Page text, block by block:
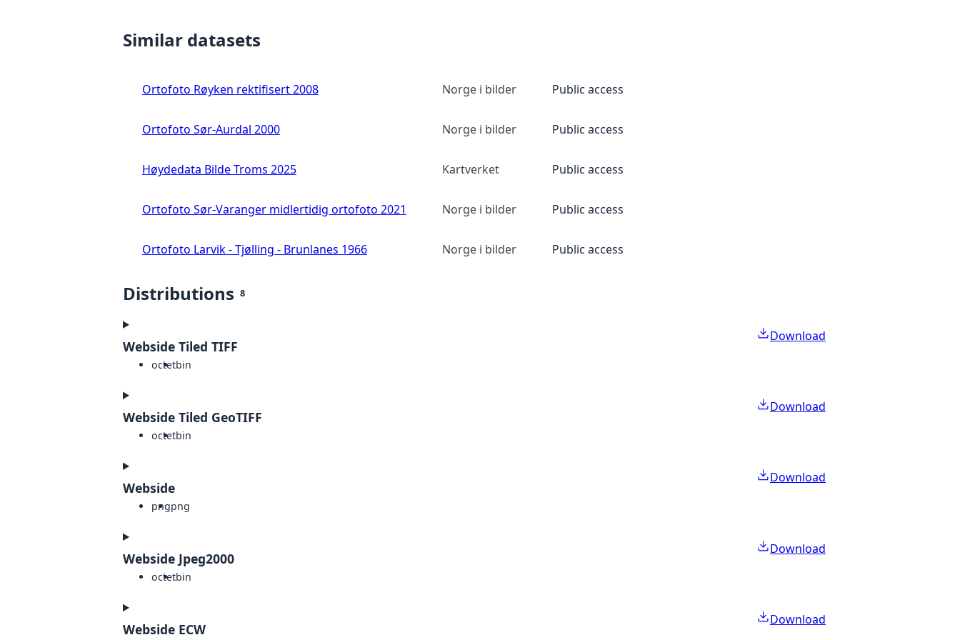
Similar datasets
Ortofoto Røyken rektifisert 2008 Norge i bilder Public access
Ortofoto Sør-Aurdal 2000 Norge i bilder Public access
Høydedata Bilde Troms 2025 Kartverket Public access
Ortofoto Sør-Varanger midlertidig ortofoto 2021 Norge i bilder Public access
Ortofoto Larvik - Tjølling - Brunlanes 1966 Norge i bilder Public access
Distributions 8
Webside Tiled TIFF
octetbin
Download
Webside Tiled GeoTIFF
octetbin
Download
Webside
pngpng
Download
Webside Jpeg2000
octetbin
Download
Webside ECW
Download